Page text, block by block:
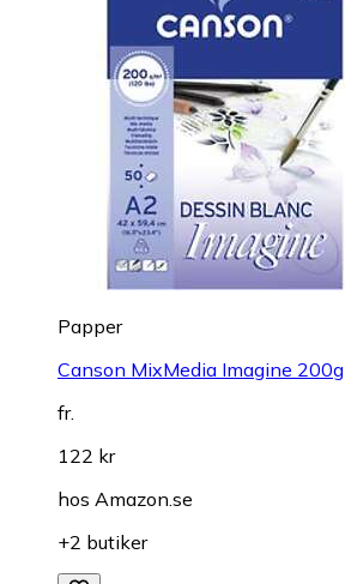
Papper
Canson MixMedia Imagine 200g
fr.
122 kr
hos Amazon.se
+2 butiker